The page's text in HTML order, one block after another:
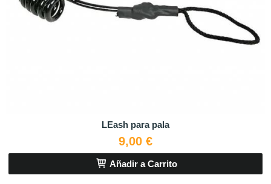
LEash para pala
9,00 €
Añadir a Carrito